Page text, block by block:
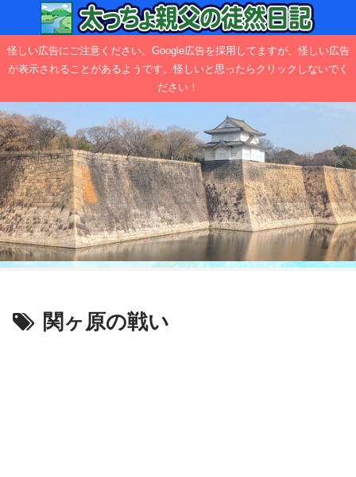
怪しい広告にご注意ください。Google広告を採用してますが、怪しい広告
が表示されることがあるようです。怪しいと思ったらクリックしないでく
ださい！
関ヶ原の戦い